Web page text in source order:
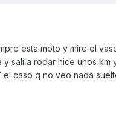
esta moto y mire el
salí a rodar hice unos
caso q no veo nada